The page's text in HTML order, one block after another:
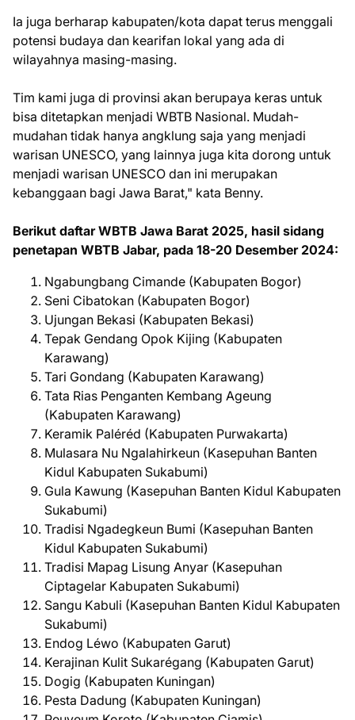
Ia juga berharap kabupaten/kota dapat terus menggali
potensi budaya dan kearifan lokal yang ada di
wilayahnya masing-masing.
Tim kami juga di provinsi akan berupaya keras untuk
bisa ditetapkan menjadi WBTB Nasional. Mudah-
mudahan tidak hanya angklung saja yang menjadi
warisan UNESCO, yang lainnya juga kita dorong untuk
menjadi warisan UNESCO dan ini merupakan
kebanggaan bagi Jawa Barat," kata Benny.
Berikut daftar WBTB Jawa Barat 2025, hasil sidang
penetapan WBTB Jabar, pada 18-20 Desember 2024:
Ngabungbang Cimande (Kabupaten Bogor)
Seni Cibatokan (Kabupaten Bogor)
Ujungan Bekasi (Kabupaten Bekasi)
Tepak Gendang Opok Kijing (Kabupaten
Karawang)
Tari Gondang (Kabupaten Karawang)
Tata Rias Penganten Kembang Ageung
(Kabupaten Karawang)
Keramik Paléréd (Kabupaten Purwakarta)
Mulasara Nu Ngalahirkeun (Kasepuhan Banten
Kidul Kabupaten Sukabumi)
Gula Kawung (Kasepuhan Banten Kidul Kabupaten
Sukabumi)
Tradisi Ngadegkeun Bumi (Kasepuhan Banten
Kidul Kabupaten Sukabumi)
Tradisi Mapag Lisung Anyar (Kasepuhan
Ciptagelar Kabupaten Sukabumi)
Sangu Kabuli (Kasepuhan Banten Kidul Kabupaten
Sukabumi)
Endog Léwo (Kabupaten Garut)
Kerajinan Kulit Sukarégang (Kabupaten Garut)
Dogig (Kabupaten Kuningan)
Pesta Dadung (Kabupaten Kuningan)